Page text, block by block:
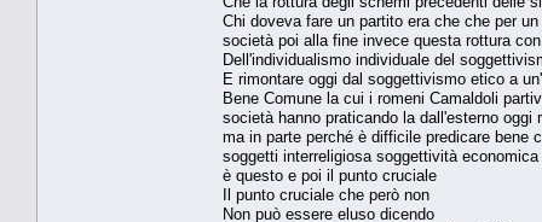
Chi doveva fare un partito era che che per
società poi alla fine invece questa rottura
Dell'individualismo individuale del
E rimontare oggi dal soggettivismo etico a
Bene Comune la cui i romeni Camaldoli
società hanno praticando la dall'esterno
ma in parte perché è difficile predicare bene
soggetti interreligiosa soggettività
è questo e poi il punto cruciale
Il punto cruciale che però non
Non può essere eluso dicendo